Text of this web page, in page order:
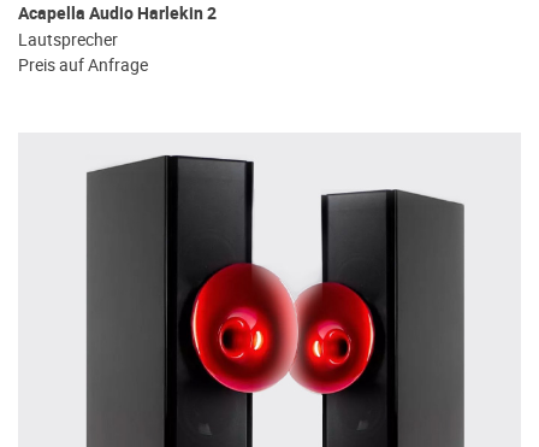
Acapella Audio Harlekin 2
Lautsprecher
Preis auf Anfrage